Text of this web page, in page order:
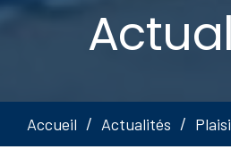
Accueil Actualités